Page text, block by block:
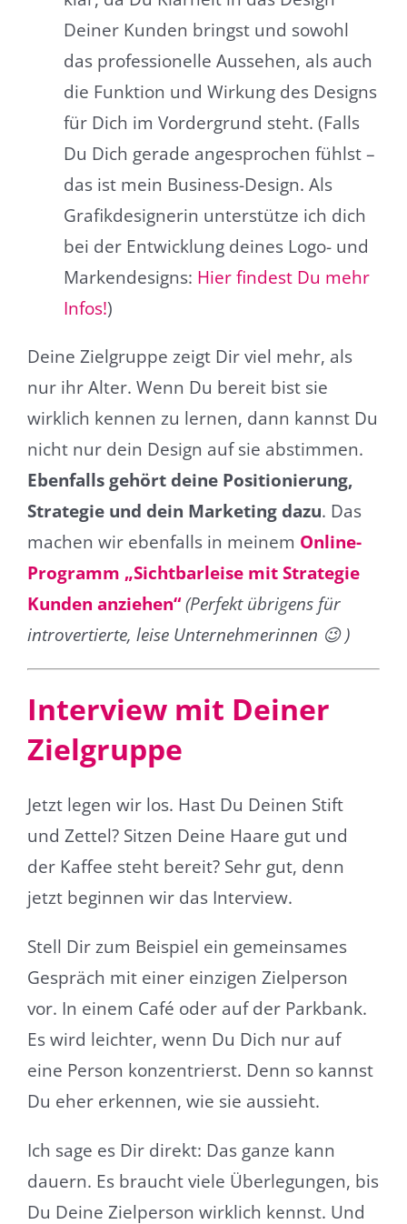
Deiner Kunden bringst und sowohl
das professionelle Aussehen, als auch
die Funktion und Wirkung des Designs
für Dich im Vordergrund steht. (Falls
Du Dich gerade angesprochen fühlst –
das ist mein Business-Design. Als
Grafikdesignerin unterstütze ich dich
bei der Entwicklung deines Logo- und
Markendesigns: Hier findest Du mehr
Infos!)
Deine Zielgruppe zeigt Dir viel mehr, als
nur ihr Alter. Wenn Du bereit bist sie
wirklich kennen zu lernen, dann kannst Du
nicht nur dein Design auf sie abstimmen.
Ebenfalls gehört deine Positionierung,
Strategie und dein Marketing dazu. Das
machen wir ebenfalls in meinem Online-
Programm „Sichtbarleise mit Strategie
Kunden anziehen“(Perfekt übrigens für
introvertierte, leise Unternehmerinnen 😉 )
Interview mit Deiner
Zielgruppe
Jetzt legen wir los. Hast Du Deinen Stift
und Zettel? Sitzen Deine Haare gut und
der Kaffee steht bereit? Sehr gut, denn
jetzt beginnen wir das Interview.
Stell Dir zum Beispiel ein gemeinsames
Gespräch mit einer einzigen Zielperson
vor. In einem Café oder auf der Parkbank.
Es wird leichter, wenn Du Dich nur auf
eine Person konzentrierst. Denn so kannst
Du eher erkennen, wie sie aussieht.
Ich sage es Dir direkt: Das ganze kann
dauern. Es braucht viele Überlegungen, bis
Du Deine Zielperson wirklich kennst. Und